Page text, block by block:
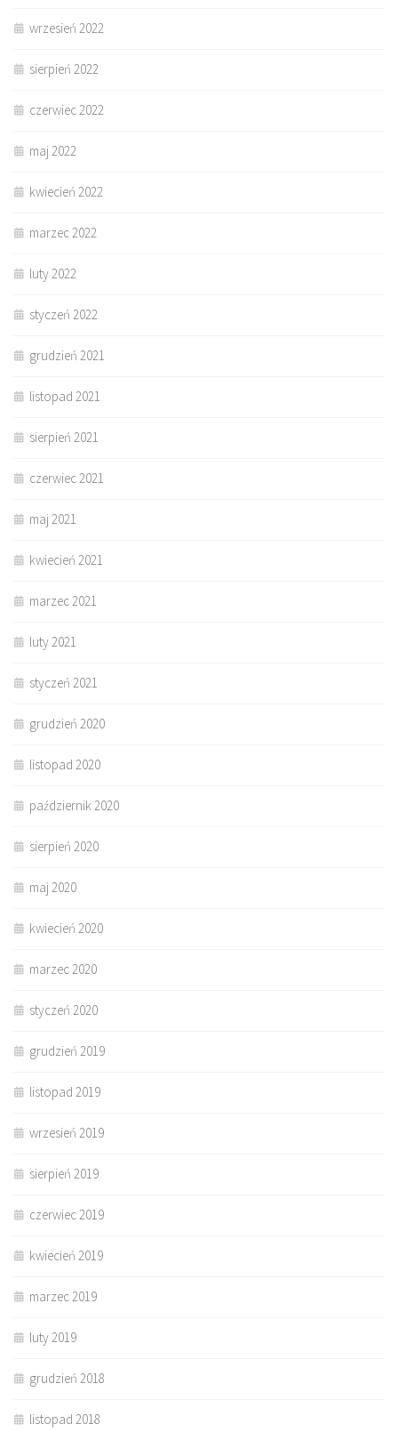
wrzesień 2022
sierpień 2022
czerwiec 2022
maj 2022
kwiecień 2022
marzec 2022
luty 2022
styczeń 2022
grudzień 2021
listopad 2021
sierpień 2021
czerwiec 2021
maj 2021
kwiecień 2021
marzec 2021
luty 2021
styczeń 2021
grudzień 2020
listopad 2020
październik 2020
sierpień 2020
maj 2020
kwiecień 2020
marzec 2020
styczeń 2020
grudzień 2019
listopad 2019
wrzesień 2019
sierpień 2019
czerwiec 2019
kwiecień 2019
marzec 2019
luty 2019
grudzień 2018
listopad 2018